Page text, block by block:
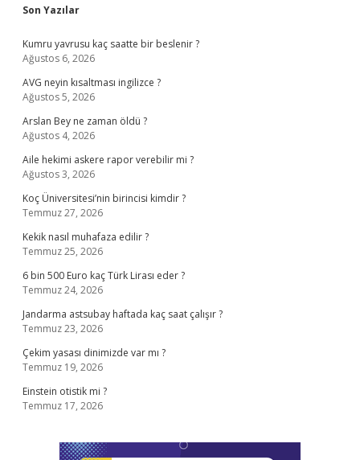
Sidebar
Son Yazılar
Kumru yavrusu kaç saatte bir beslenir ?
Ağustos 6, 2026
AVG neyin kısaltması ingilizce ?
Ağustos 5, 2026
Arslan Bey ne zaman öldü ?
Ağustos 4, 2026
Aile hekimi askere rapor verebilir mi ?
Ağustos 3, 2026
Koç Üniversitesi’nin birincisi kimdir ?
Temmuz 27, 2026
Kekik nasıl muhafaza edilir ?
Temmuz 25, 2026
6 bin 500 Euro kaç Türk Lirası eder ?
Temmuz 24, 2026
Jandarma astsubay haftada kaç saat çalışır ?
Temmuz 23, 2026
Çekim yasası dinimizde var mı ?
Temmuz 19, 2026
Einstein otistik mi ?
Temmuz 17, 2026